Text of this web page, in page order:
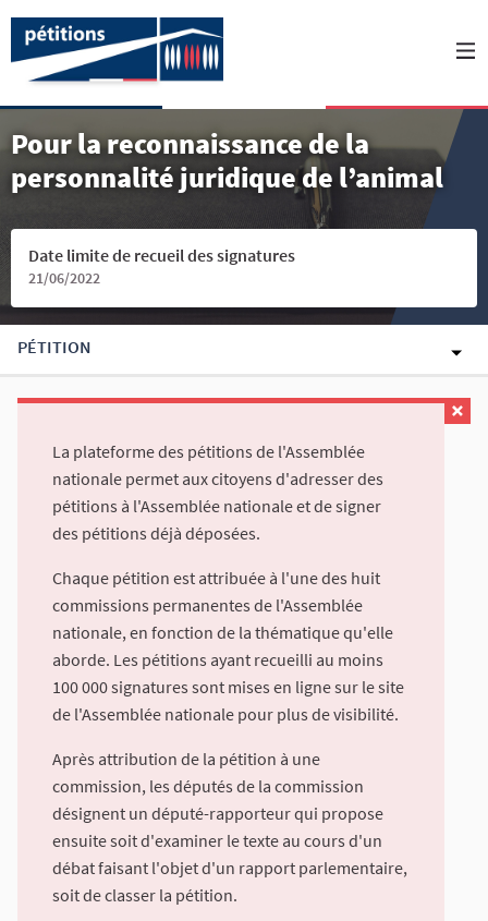
Pour la reconnaissance de la
personnalité juridique de l’animal
Date limite de recueil des signatures
21/06/2022
PÉTITION
La plateforme des pétitions de l'Assemblée
nationale permet aux citoyens d'adresser des
pétitions à l'Assemblée nationale et de signer
des pétitions déjà déposées.
Chaque pétition est attribuée à l'une des huit
commissions permanentes de l'Assemblée
nationale, en fonction de la thématique qu'elle
aborde. Les pétitions ayant recueilli au moins
100 000 signatures sont mises en ligne sur le site
de l'Assemblée nationale pour plus de visibilité.
Après attribution de la pétition à une
commission, les députés de la commission
désignent un député-rapporteur qui propose
ensuite soit d'examiner le texte au cours d'un
débat faisant l'objet d'un rapport parlementaire,
soit de classer la pétition.